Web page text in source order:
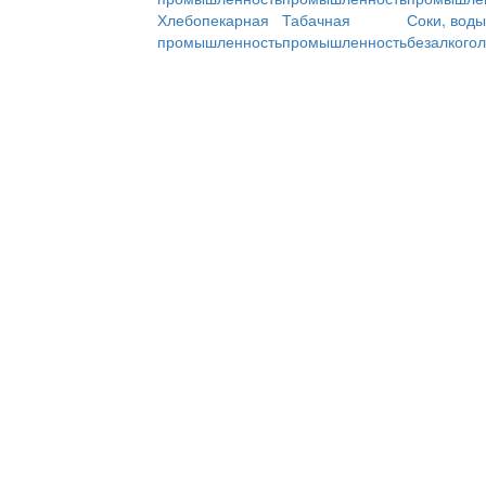
Хлебопекарная
промышленность
Табачная
промышленность
Соки,